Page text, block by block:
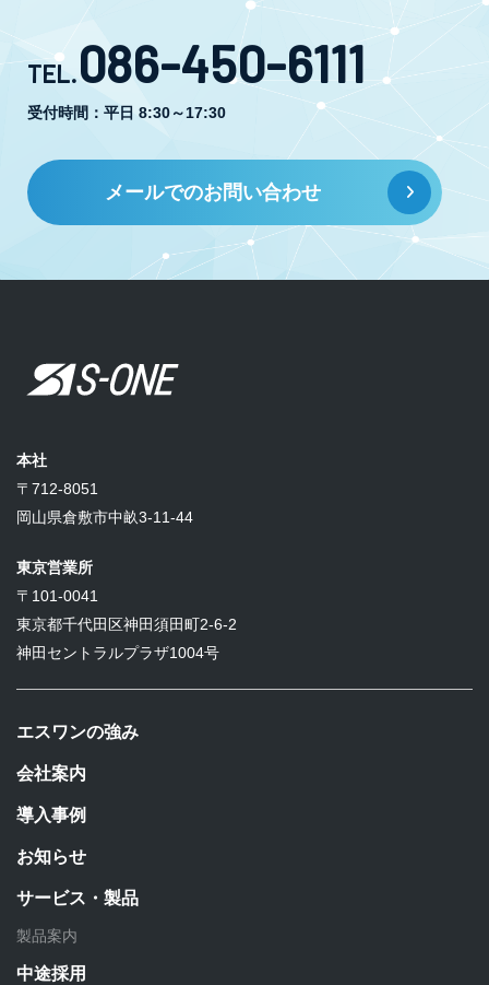
TEL.086-450-6111
受付時間：平日 8:30～17:30
メールでのお問い合わせ
本社
〒712-8051
岡山県倉敷市中畝3-11-44
東京営業所
〒101-0041
東京都千代田区神田須田町2-6-2
神田セントラルプラザ1004号
エスワンの強み
会社案内
導入事例
お知らせ
サービス・製品
製品案内
中途採用